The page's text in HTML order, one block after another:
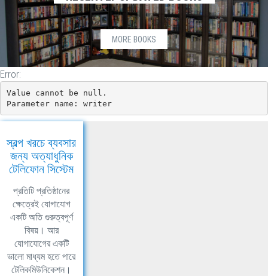
MORE BOOKS
Error:
Value cannot be null.
Parameter name: writer
স্বল্প খরচে ব্যবসার
জন্য অত্যাধুনিক
টেলিফোন সিস্টেম
প্রতিটি প্রতিষ্ঠানের
ক্ষেত্রেই যোগাযোগ
একটি অতি গুরুত্বপূর্ণ
বিষয়। আর
যোগাযোগের একটি
ভালো মাধ্যম হতে পারে
টেলিকমিউনিকেশন।